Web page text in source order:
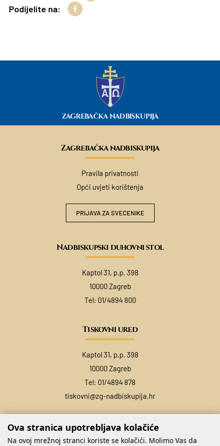
Podijelite na:
ZAGREBAČKA NADBISKUPIJA
Zagrebačka nadbiskupija
Pravila privatnosti
Opći uvjeti korištenja
PRIJAVA ZA SVEĆENIKE
Nadbiskupski duhovni stol
Kaptol 31, p.p. 398
10000 Zagreb
Tel: 01/4894 800
Tiskovni ured
Kaptol 31, p.p. 398
10000 Zagreb
Tel: 01/4894 878
tiskovni@zg-nadbiskupija.hr
Ova stranica upotrebljava kolačiće
Na ovoj mrežnoj stranci koriste se kolačići. Molimo Vas da